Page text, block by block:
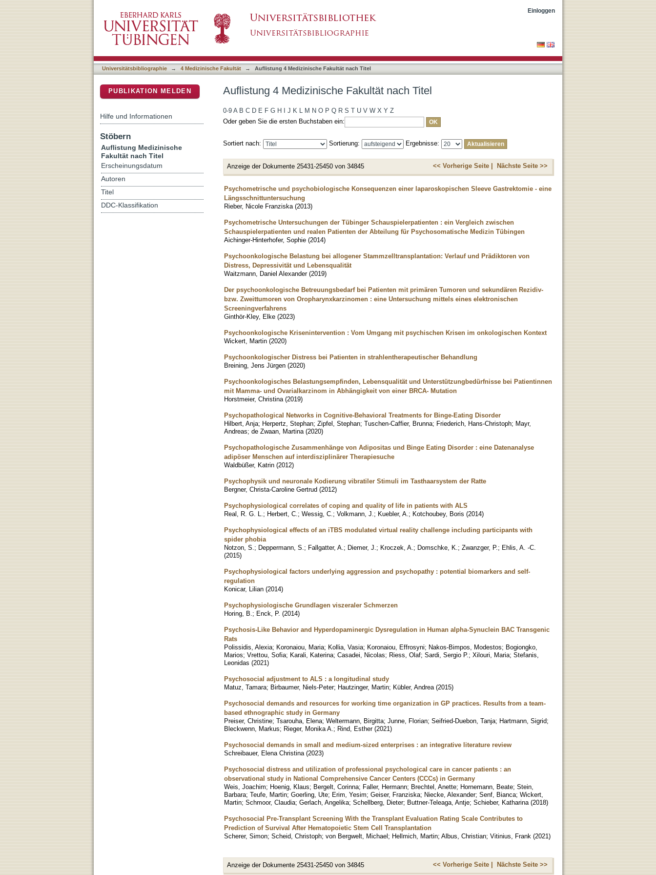
Einloggen
Universitätsbibliographie → 4 Medizinische Fakultät → Auflistung 4 Medizinische Fakultät nach Titel
Auflistung 4 Medizinische Fakultät nach Titel
0-9 A B C D E F G H J K L M N O P Q R S T U V W X Y Z
Oder geben Sie die ersten Buchstaben ein:
Sortiert nach: Sortierung: Ergebnisse:
Anzeige der Dokumente 25431-25450 von 34845 << Vorherige Seite | Nächste Seite >>
Psychometrische und psychobiologische Konsequenzen einer laparoskopischen Sleeve Gastrektomie - eine
Längsschnittuntersuchung
Rieber, Nicole Franziska (2013)
Psychometrische Untersuchungen der Tübinger Schauspielerpatienten : ein Vergleich zwischen
Schauspielerpatienten und realen Patienten der Abteilung für Psychosomatische Medizin Tübingen
Aichinger-Hinterhofer, Sophie (2014)
Psychoonkologische Belastung bei allogener Stammzelltransplantation: Verlauf und Prädiktoren von
Distress, Depressivität und Lebensqualität
Waitzmann, Daniel Alexander (2019)
Der psychoonkologische Betreuungsbedarf bei Patienten mit primären Tumoren und sekundären Rezidiv-
bzw. Zweittumoren von Oropharynxkarzinomen : eine Untersuchung mittels eines elektronischen
Screeningverfahrens
Ginthör-Kley, Elke (2023)
Psychoonkologische Krisenintervention : Vom Umgang mit psychischen Krisen im onkologischen Kontext
Wickert, Martin (2020)
Psychoonkologischer Distress bei Patienten in strahlentherapeutischer Behandlung
Breining, Jens Jürgen (2020)
Psychoonkologisches Belastungsempfinden, Lebensqualität und Unterstützungbedürfnisse bei Patientinnen
mit Mamma- und Ovarialkarzinom in Abhängigkeit von einer BRCA- Mutation
Horstmeier, Christina (2019)
Psychopathological Networks in Cognitive-Behavioral Treatments for Binge-Eating Disorder
Hilbert, Anja; Herpertz, Stephan; Zipfel, Stephan; Tuschen-Caffier, Brunna; Friederich, Hans-Christoph; Mayr,
Andreas; de Zwaan, Martina (2020)
Psychopathologische Zusammenhänge von Adipositas und Binge Eating Disorder : eine Datenanalyse
adipöser Menschen auf interdisziplinärer Therapiesuche
Waldbüßer, Katrin (2012)
Psychophysik und neuronale Kodierung vibratiler Stimuli im Tasthaarsystem der Ratte
Bergner, Christa-Caroline Gertrud (2012)
Psychophysiological correlates of coping and quality of life in patients with ALS
Real, R. G. L. ; Herbert, C. ; Wessig, C. ; Volkmann, J. ; Kuebler, A. ; Kotchoubey, Boris (2014)
Psychophysiological effects of an iTBS modulated virtual reality challenge including participants with
spider phobia
Notzon, S. ; Deppermann, S. ; Fallgatter, A. ; Diemer, J. ; Kroczek, A. ; Domschke, K. ; Zwanzger, P. ; Ehlis, A. -C.
(2015)
Psychophysiological factors underlying aggression and psychopathy : potential biomarkers and self-
regulation
Konicar, Lilian (2014)
Psychophysiologische Grundlagen viszeraler Schmerzen
Horing, B. ; Enck, P. (2014)
Psychosis-Like Behavior and Hyperdopaminergic Dysregulation in Human alpha-Synuclein BAC Transgenic
Rats
Polissidis, Alexia; Koronaiou, Maria; Kollia, Vasia; Koronaiou, Effrosyni; Nakos-Bimpos, Modestos; Bogiongko,
Marios; Vrettou, Sofia; Karali, Katerina; Casadei, Nicolas; Riess, Olaf; Sardi, Sergio P. ; Xilouri, Maria; Stefanis,
Leonidas (2021)
Psychosocial adjustment to ALS : a longitudinal study
Matuz, Tamara; Birbaumer, Niels-Peter; Hautzinger, Martin; Kübler, Andrea (2015)
Psychosocial demands and resources for working time organization in GP practices. Results from a team-
based ethnographic study in Germany
Preiser, Christine; Tsarouha, Elena; Weltermann, Birgitta; Junne, Florian; Seifried-Duebon, Tanja; Hartmann, Sigrid;
Bleckwenn, Markus; Rieger, Monika A. ; Rind, Esther (2021)
Psychosocial demands in small and medium-sized enterprises : an integrative literature review
Schreibauer, Elena Christina (2023)
Psychosocial distress and utilization of professional psychological care in cancer patients : an
observational study in National Comprehensive Cancer Centers (CCCs) in Germany
Weis, Joachim; Hoenig, Klaus; Bergelt, Corinna; Faller, Hermann; Brechtel, Anette; Hornemann, Beate; Stein,
Barbara; Teufe, Martin; Goerling, Ute; Erim, Yesim; Geiser, Franziska; Niecke, Alexander; Senf, Bianca; Wickert,
Martin; Schmoor, Claudia; Gerlach, Angelika; Schellberg, Dieter; Buttner-Teleaga, Antje; Schieber, Katharina (2018)
Psychosocial Pre-Transplant Screening With the Transplant Evaluation Rating Scale Contributes to
Prediction of Survival After Hematopoietic Stem Cell Transplantation
Scherer, Simon; Scheid, Christoph; von Bergwelt, Michael; Hellmich, Martin; Albus, Christian; Vitinius, Frank (2021)
Anzeige der Dokumente 25431-25450 von 34845 << Vorherige Seite | Nächste Seite >>
PUBLIKATION MELDEN
Hilfe und Informationen
Stöbern
Auflistung Medizinische
Fakultät nach Titel
Erscheinungsdatum
Autoren
Titel
DDC-Klassifikation